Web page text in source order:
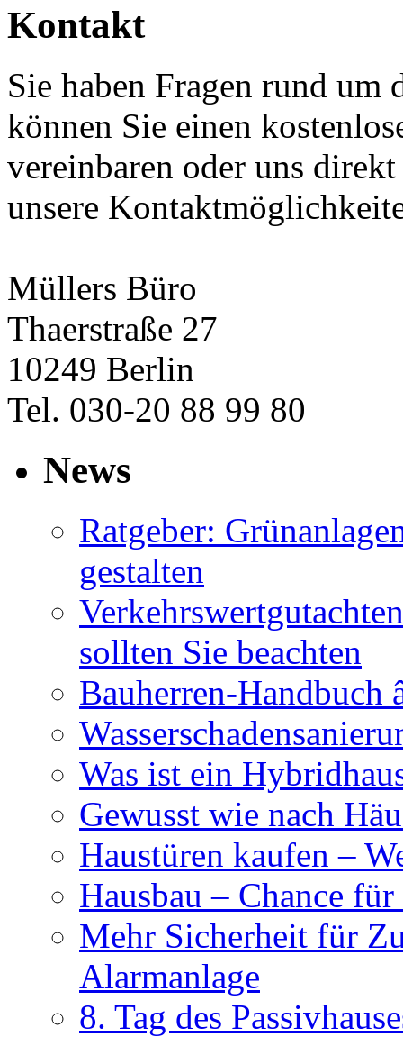
Kontakt
Sie haben Fragen rund um
können Sie einen
vereinbaren oder uns
unsere
Müllers Büro
Thaerstraße 27
10249 Berlin
Tel. 030-20 88 99 80
News
Ratgeber:
gestalten
sollten Sie beachten
Bauherren-Handbuch
Was ist ein
Gewusst wie nach
Haustüren kaufen –
Hausbau – Chance
Mehr Sicherheit für
Alarmanlage
8. Tag des